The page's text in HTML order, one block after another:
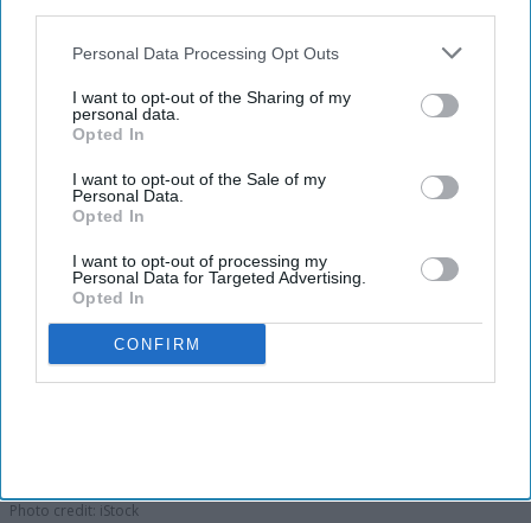
Downstream Participantsthat may further disclose it to other
Personal Data Processing Opt Outs
I want to opt-out of the Sharing of my
personal data.
Opted In
I want to opt-out of the Sale of my
Personal Data.
Opted In
I want to opt-out of processing my
Personal Data for Targeted Advertising.
Opted In
CONFIRM
Photo credit: iStock